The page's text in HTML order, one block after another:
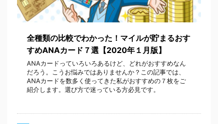
全種類の比較でわかった！マイルが貯まるおす
すめANAカード７選【2020年１月版】
ANAカードっていろいろあるけど、どれがおすすめなん
だろう。こうお悩みではありませんか？この記事では、
ANAカードを数多く使ってきた私がおすすめの７枚をご
紹介します。選び方で迷っている方必見です。